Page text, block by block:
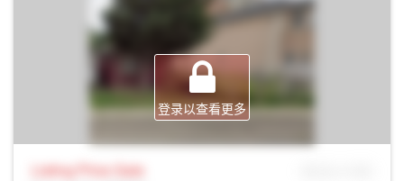
登录以查看更多
Listing Price Sale